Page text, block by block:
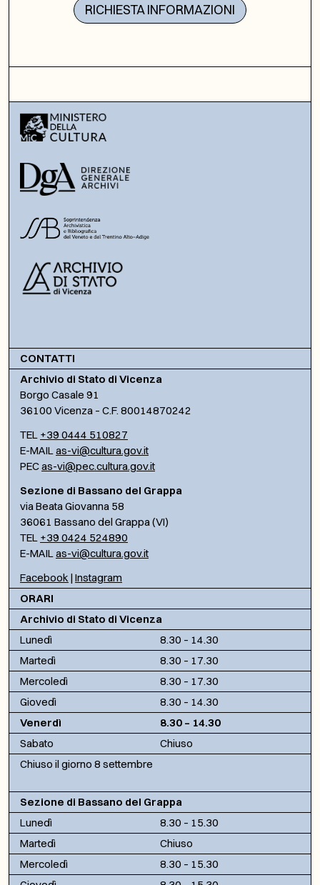
RICHIESTA INFORMAZIONI
CONTATTI
Archivio di Stato di Vicenza
Borgo Casale 91
36100 Vicenza – C.F. 80014870242
TEL +39 0444 510827
E-MAILas-vi@cultura.gov.it
PECas-vi@pec.cultura.gov.it
Sezione di Bassano del Grappa
via Beata Giovanna 58
36061 Bassano del Grappa (VI)
TEL +39 0424 524890
E-MAILas-vi@cultura.gov.it
Facebook | Instagram
ORARI
Archivio di Stato di Vicenza
Lunedì
8.30 – 14.30
Martedì
8.30 – 17.30
Mercoledì
8.30 – 17.30
Giovedì
8.30 – 14.30
Venerdì
8.30 – 14.30
Sabato
Chiuso
Chiuso il giorno 8 settembre
Sezione di Bassano del Grappa
Lunedì
8.30 – 15.30
Martedì
Chiuso
Mercoledì
8.30 – 15.30